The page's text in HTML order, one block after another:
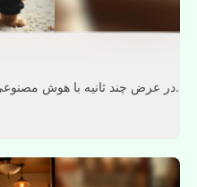
در عرض چند ثانیه با هوش مصنوعی، مِم های پر از خنده سگ را بساز.